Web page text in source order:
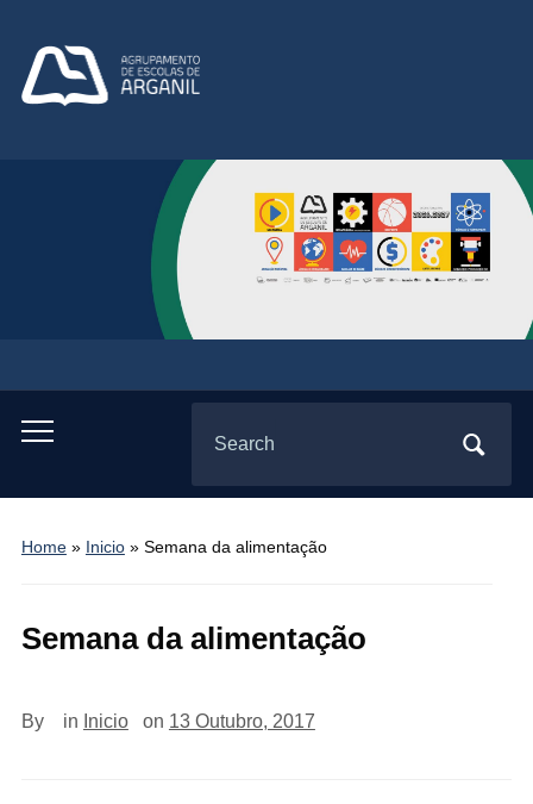
Toggle
menu
for:
Home» Inicio» Semana da alimentação
Semana da alimentação
By in Inicio on 13 Outubro, 2017